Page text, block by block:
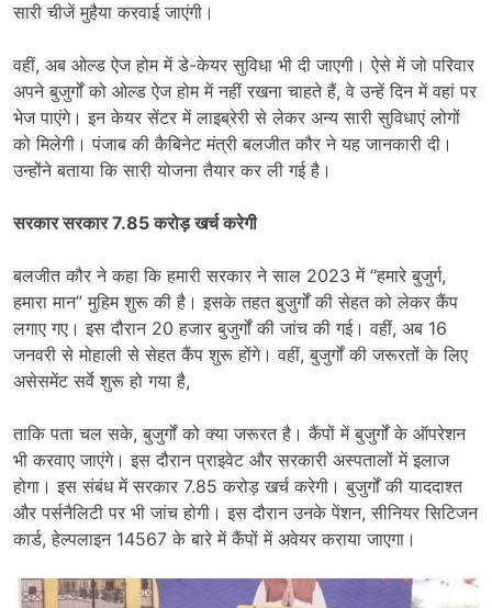
सारी चीजें मुहैया करवाई जाएंगी।
वहीं, अब ओल्ड ऐज होम में डे-केयर सुविधा भी दी जाएगी। ऐसे में जो परिवार
अपने बुजुर्गों को ओल्ड ऐज होम में नहीं रखना चाहते हैं, वे उन्हें दिन में वहां पर
भेज पाएंगे। इन केयर सेंटर में लाइब्रेरी से लेकर अन्य सारी सुविधाएं लोगों
को मिलेगी। पंजाब की कैबिनेट मंत्री बलजीत कौर ने यह जानकारी दी।
उन्होंने बताया कि सारी योजना तैयार कर ली गई है।
सरकार सरकार 7.85 करोड़ खर्च करेगी
बलजीत कौर ने कहा कि हमारी सरकार ने साल 2023 में “हमारे बुजुर्ग,
हमारा मान” मुहिम शुरू की है। इसके तहत बुजुर्गों की सेहत को लेकर कैंप
लगाए गए। इस दौरान 20 हजार बुजुर्गों की जांच की गई। वहीं, अब 16
जनवरी से मोहाली से सेहत कैंप शुरू होंगे। वहीं, बुजुर्गों की जरूरतों के लिए
असेसमेंट सर्वे शुरू हो गया है,
ताकि पता चल सके, बुजुर्गों को क्या जरूरत है। कैंपों में बुजुर्गों के ऑपरेशन
भी करवाए जाएंगे। इस दौरान प्राइवेट और सरकारी अस्पतालों में इलाज
होगा। इस संबंध में सरकार 7.85 करोड़ खर्च करेगी। बुजुर्गों की याददाश्त
और पर्सनैलिटी पर भी जांच होगी। इस दौरान उनके पेंशन, सीनियर सिटिजन
कार्ड, हेल्पलाइन 14567 के बारे में कैंपों में अवेयर कराया जाएगा।